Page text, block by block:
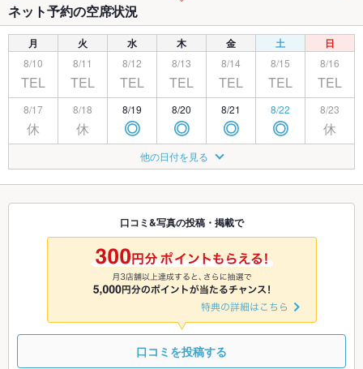
ネット予約の空席状況
月 火 水 木 金 土 日
8/10
TEL
8/11
TEL
8/12
TEL
8/13
TEL
8/14
TEL
8/15
TEL
8/16
TEL
8/17
休
8/18
休
8/19
◎
8/20
◎
8/21
◎
8/22
◎
8/23
休
◎ ◎
8/26
◎
8/27
◎
8/28
◎ ◎ ◎
8/31 9/1 9/2
◎
9/3
◎
9/4
◎
9/5 9/6
9/9
◎ ◎ ◎ ◎
他の日付を見る
口コミ&写真の投稿・掲載で
口コミを投稿する